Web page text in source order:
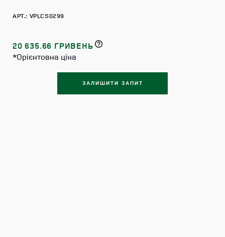
АРТ.: VPLCS0299
20 635.66 ГРИВЕНЬ
*Орієнтовна ціна
ЗАЛИШИТИ ЗАПИТ